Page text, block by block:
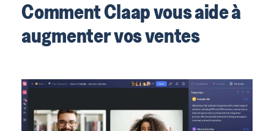
Comment Claap vous aide à
augmenter vos ventes